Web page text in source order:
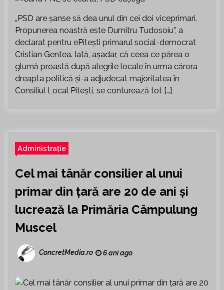
„PSD are șanse să dea unul din cei doi viceprimari.
Propunerea noastră este Dumitru Tudosoiu”, a
declarat pentru ePitești primarul social-democrat
Cristian Gentea. Iată, așadar, că ceea ce părea o
glumă proastă după alegrile locale în urma cărora
dreapta politică și-a adjudecat majoritatea în
Consiliul Local Pitești, se conturează tot […]
Administrație
Cel mai tânăr consilier al unui
primar din țară are 20 de ani și
lucrează la Primăria Câmpulung
Muscel
ConcretMedia.ro 6 ani ago